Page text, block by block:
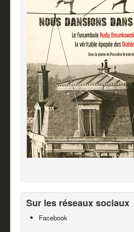
Sur les réseaux sociaux
Facebook